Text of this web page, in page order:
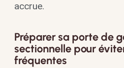
accrue.
Préparer sa porte de
sectionnelle pour
fréquentes